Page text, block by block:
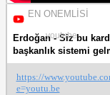
EN ONEMLİSİ
youtube
Erdoğan - Siz bu
başkanlık sistemi
https://
e=youtu.be